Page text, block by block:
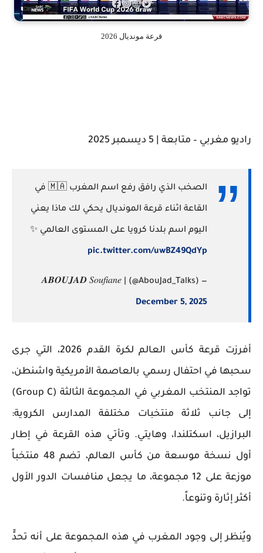
قرعة مونديال 2026
راديو مغربي – متابعة | 5 ديسمبر 2025
الصخب الذي رافق رفع اسم المغرب 🇲🇦 في
القاعة اثناء قرعة المونديال يحكي لك ماذا يعني
اليوم اسم بلدنا كرويا على المستوى العالمي ✨️
pic.twitter.com/uwBZ49QdYp
— 𝑨𝑩𝑶𝑼𝑱𝑨𝑫 𝑆𝑜𝑢𝑓𝑖𝑎𝑛𝑒 | (@AbouJad_Talks)
December 5, 2025
أفرزت قرعة كأس العالم لكرة القدم 2026، التي جرى
سحبها في احتفال رسمي بالعاصمة الأمريكية واشنطن،
تواجد المنتخب المغربي في المجموعة الثالثة (Group C)
إلى جانب ثلاثة منتخبات مختلفة المدارس الكروية:
البرازيل، اسكتلندا، وهايتي. وتأتي هذه القرعة في إطار
أول نسخة موسعة من كأس العالم، تضم 48 منتخباً
موزعة على 12 مجموعة، ما يجعل منافسات الدور الأول
أكثر إثارة وتنوعاً.
ويُنظر إلى وجود المغرب في هذه المجموعة على أنه تحدٍّ